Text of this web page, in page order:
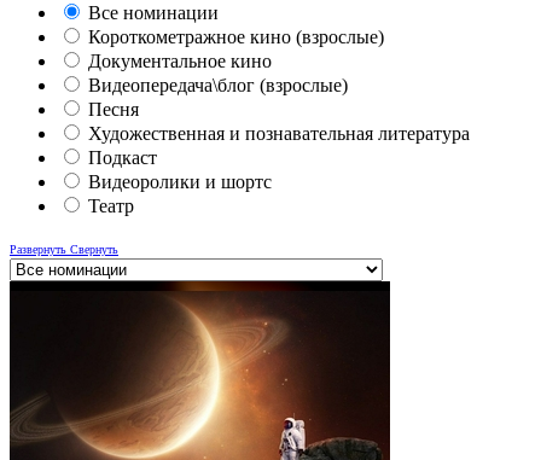
Все номинации
Короткометражное кино (взрослые)
Документальное кино
Видеопередача\блог (взрослые)
Песня
Художественная и познавательная литература
Подкаст
Видеоролики и шортс
Театр
Развернуть Свернуть